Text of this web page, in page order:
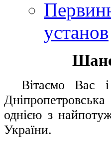
установ
Вітаємо Вас
однією з
України.